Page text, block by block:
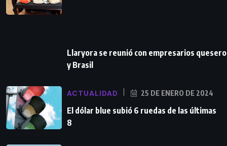
Llaryora se reunió con empresarios
y Brasil
ACTUALIDAD 25 DE ENERO DE 2024
El dólar blue subió 6 ruedas de las últimas
8